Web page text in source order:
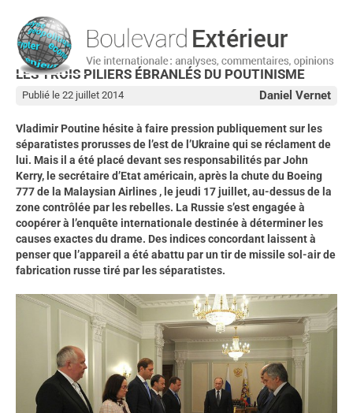
LES TROIS PILIERS ÉBRANLÉS DU POUTINISME
Daniel Vernet
Publié le 22 juillet 2014
Vladimir Poutine hésite à faire pression publiquement sur les
séparatistes prorusses de l’est de l’Ukraine qui se réclament de
lui. Mais il a été placé devant ses responsabilités par John
Kerry, le secrétaire d’Etat américain, après la chute du Boeing
777 de la Malaysian Airlines , le jeudi 17 juillet, au-dessus de la
zone contrôlée par les rebelles. La Russie s’est engagée à
coopérer à l’enquête internationale destinée à déterminer les
causes exactes du drame. Des indices concordant laissent à
penser que l’appareil a été abattu par un tir de missile sol-air de
fabrication russe tiré par les séparatistes.